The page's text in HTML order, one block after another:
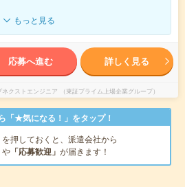
もっと見る
応募へ進む 詳しく見る
クストエンジニア （東証プライム上場企業グループ）
「★気になる！」をタップ！
を押しておくと、派遣会社から
や 「応募歓迎」 が届きます！